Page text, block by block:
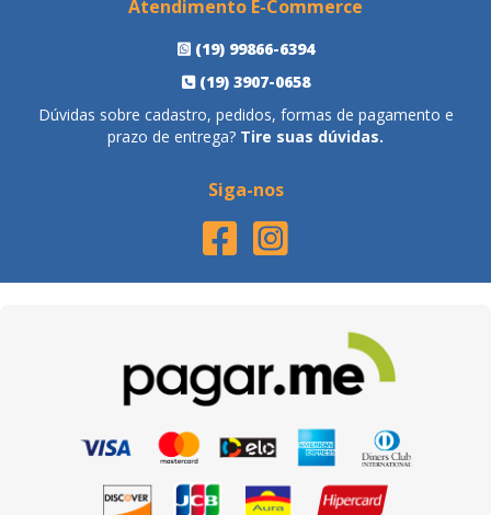
Atendimento E-Commerce
(19) 99866-6394
(19) 3907-0658
Dúvidas sobre cadastro, pedidos, formas de pagamento e
prazo de entrega? Tire suas dúvidas.
Siga-nos